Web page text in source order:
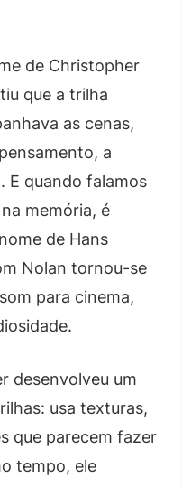
de Christopher
que a trilha
as cenas,
a
E quando falamos
memória, é
de Hans
Nolan tornou-se
para cinema,
desenvolveu um
usa texturas,
que parecem fazer
tempo, ele